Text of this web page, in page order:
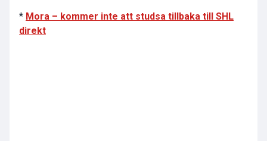
* Mora – kommer inte att studsa tillbaka till SHL
direkt